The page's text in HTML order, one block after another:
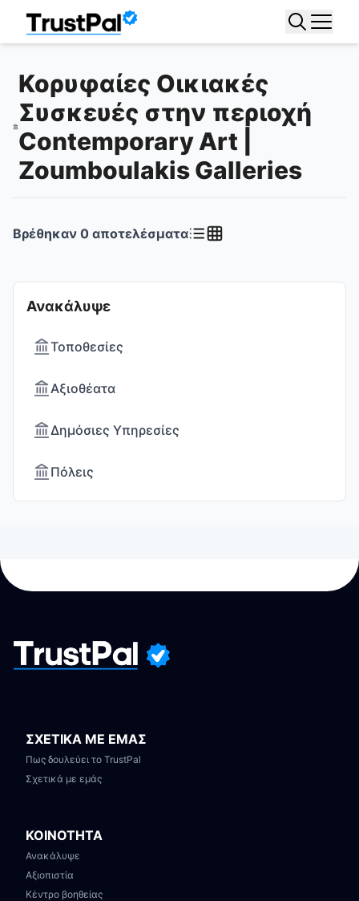
Κορυφαίες Οικιακές
Συσκευές στην περιοχή
Contemporary Art |
Zoumboulakis Galleries
Ανακάλυψε
Τοποθεσίες
Αξιοθέατα
Δημόσιες Υπηρεσίες
Πόλεις
Βρέθηκαν 0 αποτελέσματα
ΣΧΕΤΙΚΑ ΜΕ ΕΜΑΣ
Πως δουλεύει το TrustPal
Σχετικά με εμάς
ΚΟΙΝΟΤΗΤΑ
Ανακάλυψε
Αξιοπιστία
Κέντρο βοηθείας